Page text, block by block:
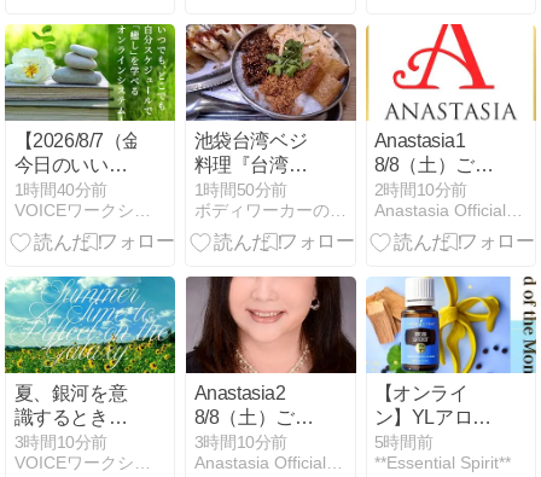
【2026/8/7（金）】
今日のいいこ
と…ライオン
ズゲートのパ
ワーと温かい
1時間40分前
VOICEワークショップ スタッフのブログ
池袋台湾ベジ
料理『台湾早
餐天国』行っ
てまいりまし
た！ と 食材を
調理するとき
に、食べ合わ
せがよいかど
うかを調べる
のが薬膳の第
一歩でござい
ます
1時間50分前
ボディワーカーの夢とお仕事-つづく
Anastasia1
8/8（土）ご出
演の先生
2時間10分前
Anastasia Official Blog
夏、銀河を意
識するとき。
スターシード
の記憶も動き
3時間10分前
VOICEワークショップ スタッフのブログ
Anastasia2
8/8（土）ご出
演の先生
3時間10分前
Anastasia Official Blog
【オンライ
ン】YLアロマ
シェアワーク
《ドリームキ
5時間前
**Essential Spirit**